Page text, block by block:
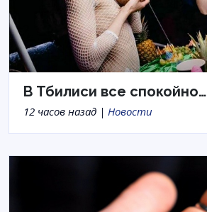
В Тбилиси все спокойно…
12 часов назад | Новости